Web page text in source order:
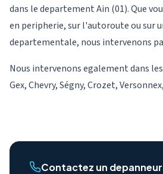
dans le departement Ain (01). Que
en peripherie, sur l'autoroute ou sur
departementale, nous intervenons
Nous intervenons egalement dans les
Gex, Chevry, Ségny, Crozet,
Contactez un depanneur